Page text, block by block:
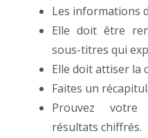
Les informations
Elle doit être
sous-titres qui
Elle doit attiser la
Faites un
Prouvez votre
résultats chiffrés.